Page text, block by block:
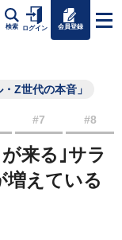
検索 ログイン 会員登録
Z世代の本音」
#7 #8
来る｣サラ
増えている